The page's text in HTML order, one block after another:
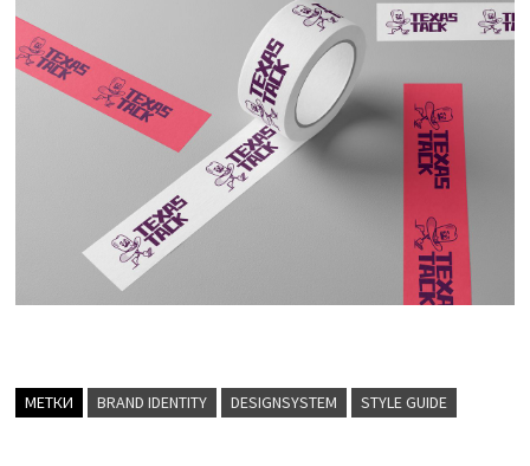
МЕТКИ BRAND IDENTITY DESIGNSYSTEM STYLE GUIDE